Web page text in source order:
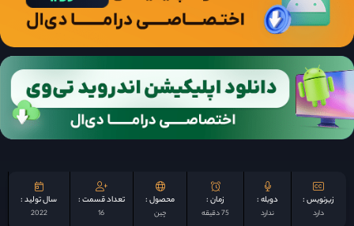
زیرنویس :
دارد
دوبله :
ندارد
زمان :
75 دقیقه
محصول :
چين
تعداد قسمت :
16
سال تولید :
2022